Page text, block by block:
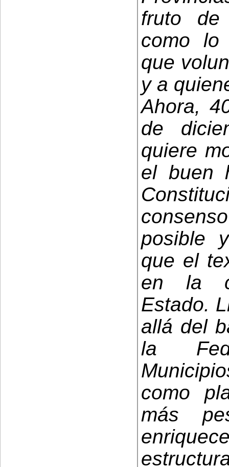
fruto de
como lo
que
y a
Ahora,
de
quiere
el buen
posible
que el
en la
Estado.
allá del
la
como
más